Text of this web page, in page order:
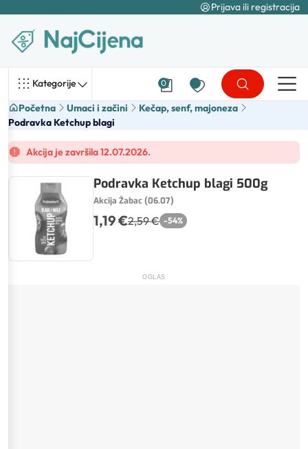
Prijava ili registracija
Kategorije 0
Početna Umaci i začini
Kečap, senf, majoneza
Podravka Ketchup blagi
Akcija je završila 12.07.2026.
Podravka Ketchup blagi 500g
Akcija Žabac (06.07)
1,19 €2,59 € -54%
OGLAS